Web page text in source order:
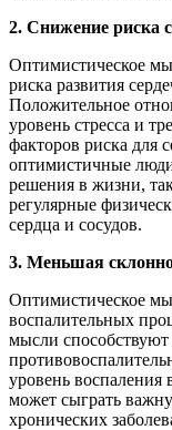
2. Снижение риска
Оптимистическое
риска развития
Положительное
уровень стресса и
факторов риска для
оптимистичные
решения в жизни,
регулярные
сердца и сосудов.
3. Меньшая
Оптимистическое
воспалительных
мысли
уровень
может сыграть
хронических